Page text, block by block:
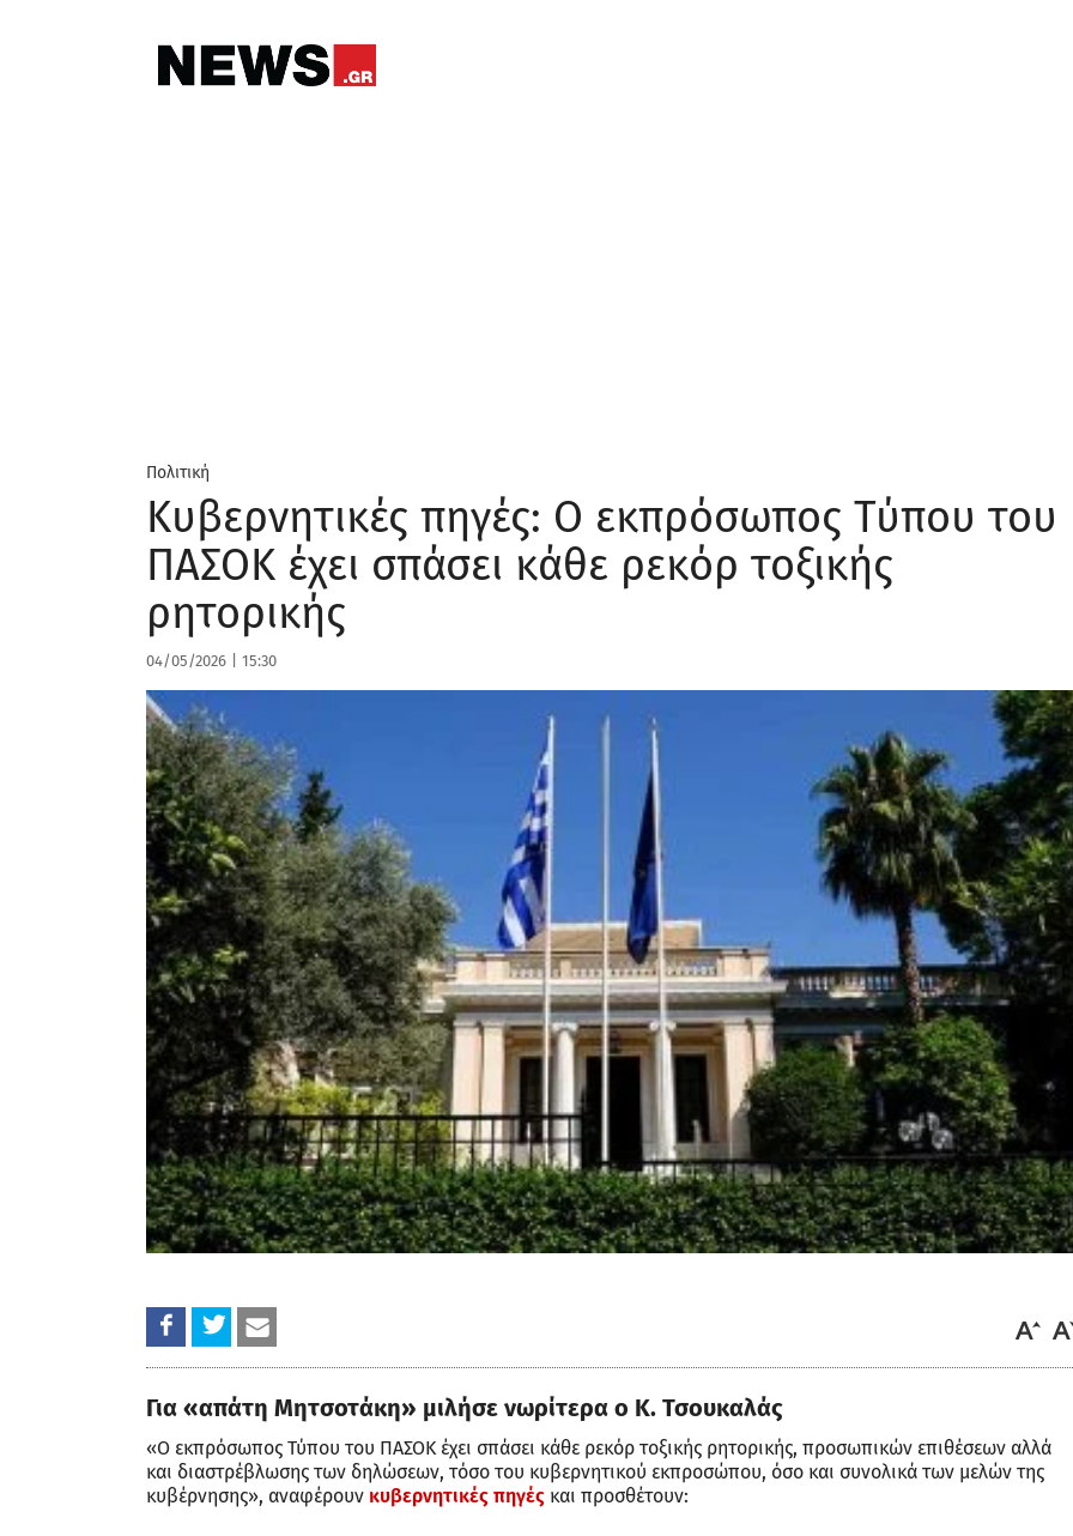
Πολιτική
Κυβερνητικές πηγές: Ο εκπρόσωπος Τύπου του
ΠΑΣΟΚ έχει σπάσει κάθε ρεκόρ τοξικής
ρητορικής
04/05/2026 15:30
Για «απάτη Μητσοτάκη» μιλήσε νωρίτερα ο Κ. Τσουκαλάς
«Ο εκπρόσωπος Τύπου του ΠΑΣΟΚ έχει σπάσει κάθε ρεκόρ τοξικής ρητορικής, προσωπικών επιθέσεων αλλά
και διαστρέβλωσης των δηλώσεων, τόσο του κυβερνητικού εκπροσώπου, όσο και συνολικά των μελών της
κυβέρνησης», αναφέρουν κυβερνητικές πηγές και προσθέτουν: